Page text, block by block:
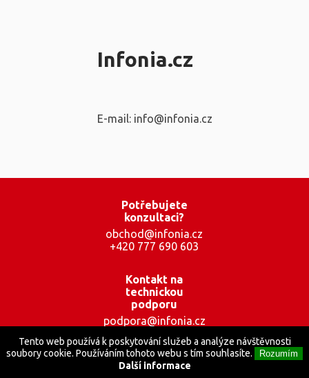
Infonia.cz
E-mail: info@infonia.cz
Potřebujete
konzultaci?
obchod@infonia.cz
+420 777 690 603
Kontakt na
technickou
podporu
podpora@infonia.cz
Tento web používá k poskytování služeb a analýze návštěvnosti
soubory cookie. Používáním tohoto webu s tím souhlasíte.
Rozumím
Další informace